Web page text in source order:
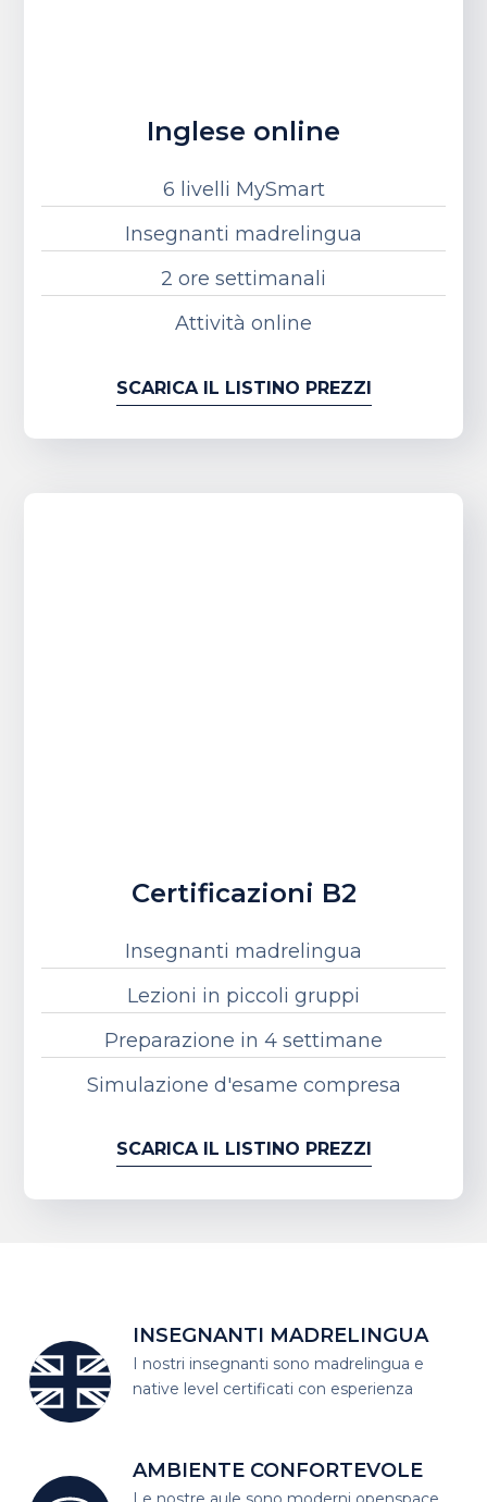
Inglese online
6 livelli MySmart
Insegnanti madrelingua
2 ore settimanali
Attività online
SCARICA IL LISTINO PREZZI
Certificazioni B2
Insegnanti madrelingua
Lezioni in piccoli gruppi
Preparazione in 4 settimane
Simulazione d'esame compresa
SCARICA IL LISTINO PREZZI
INSEGNANTI MADRELINGUA
I nostri insegnanti sono madrelingua e
native level certificati con esperienza
AMBIENTE CONFORTEVOLE